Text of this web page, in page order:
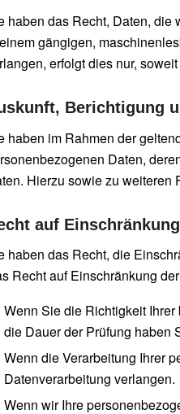
haben das Recht, Daten, die
gängigen,
erfolgt dies nur,
Berichtigung
haben im Rahmen der
Daten,
Hierzu sowie zu weiteren
auf
haben das Recht, die
Recht auf Einschränkung
Wenn Sie die Richtigkeit
die Dauer der Prüfung haben
Wenn die Verarbeitung Ihrer
Datenverarbeitung verlangen.
Wenn wir Ihre